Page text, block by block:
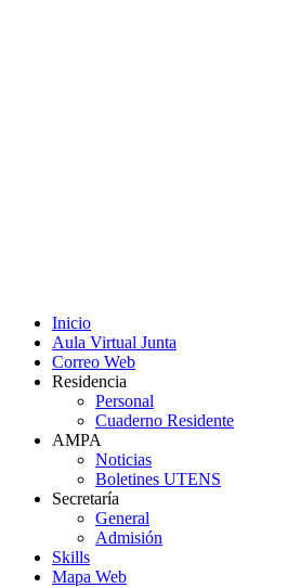
Inicio
Aula Virtual Junta
Correo Web
Residencia
Personal
Cuaderno Residente
AMPA
Noticias
Boletines UTENS
Secretaría
General
Admisión
Skills
Mapa Web